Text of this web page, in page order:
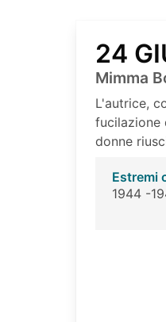
24
Mimma
L'autrice,
fucilazione
donne
Estremi
1944 -